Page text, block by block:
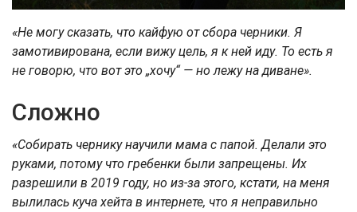
«Не могу сказать, что кайфую от сбора черники. Я
замотивирована, если вижу цель, я к ней иду. То есть я
не говорю, что вот это „хочу“ — но лежу на диване».
Сложно
«Собирать чернику научили мама с папой. Делали это
руками, потому что гребенки были запрещены. Их
разрешили в 2019 году, но из-за этого, кстати, на меня
вылилась куча хейта в интернете, что я неправильно